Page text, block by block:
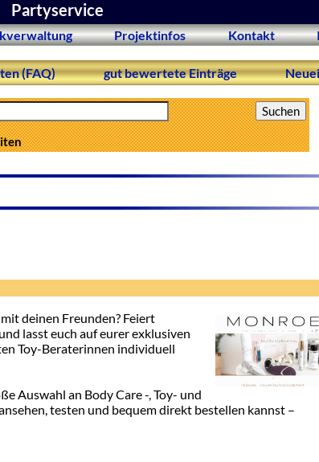
Partyservice
Projektinfos Kontakt
(FAQ) gut bewertete Einträge
deinen Freunden? Feiert
lasst euch auf eurer exklusiven
Toy-Beraterinnen individuell
Auswahl an Body Care -, Toy- und
testen und bequem direkt bestellen kannst –